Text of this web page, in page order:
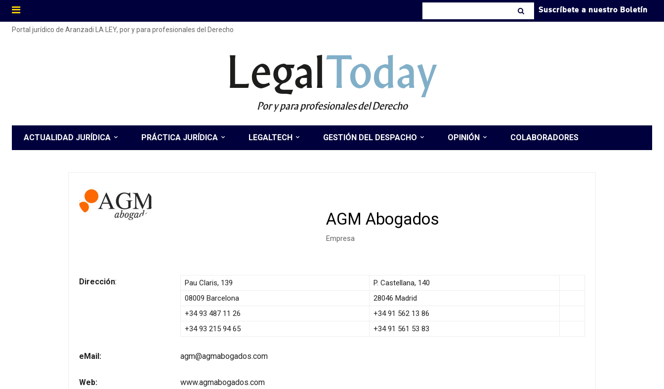
Suscríbete a nuestro Boletín
Portal jurídico de Aranzadi LA LEY, por y para profesionales del Derecho
LegalToday
Por y para profesionales del Derecho
ACTUALIDAD JURÍDICA PRÁCTICA JURÍDICA LEGALTECH GESTIÓN DEL DESPACHO OPINIÓN COLABORADORES
AGM Abogados
Empresa
Dirección: Pau Claris, 139
P. Castellana, 140
08009 Barcelona
28046 Madrid
+34 93 487 11 26
+34 91 562 13 86
+34 93 215 94 65
+34 91 561 53 83
eMail: agm@agmabogados.com
Web: www.agmabogados.com